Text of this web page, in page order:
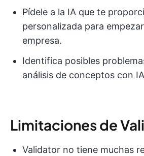
Pídele a la IA que te
personalizada para
empresa.
Identifica posibles
análisis de conceptos con
Limitaciones de
Validator no tiene muchas